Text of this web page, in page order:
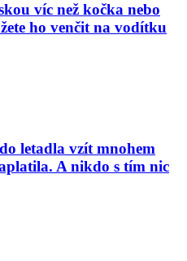
víc než kočka nebo
ho venčit na vodítku
letadla vzít mnohem
A nikdo s tím nic